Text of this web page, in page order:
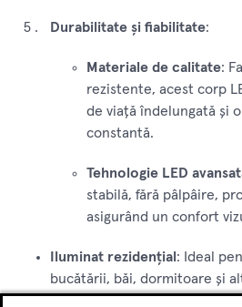
Durabilitate și fiabilitate:
Materiale de calitate:
rezistente, acest corp
de viață îndelungată și
constantă.
Tehnologie LED
stabilă, fără pâlpâire,
asigurând un confort
Iluminat rezidențial : Ideal
bucătării, băi, dormitoare și
oferind o lumină caldă și